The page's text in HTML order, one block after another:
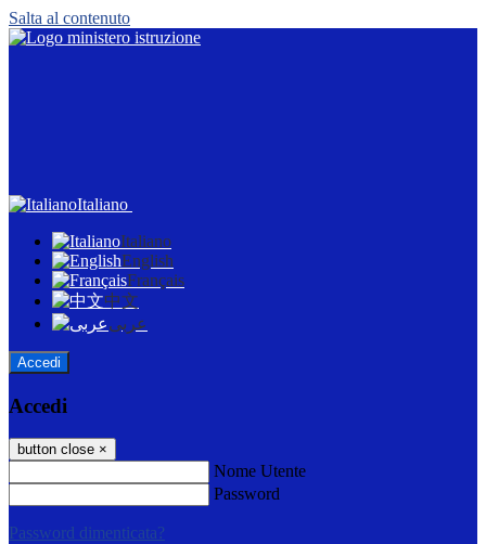
Salta al contenuto
Italiano
Italiano
English
Français
中文
عربى
Accedi
Accedi
button close ×
Nome Utente
Password
Password dimenticata?